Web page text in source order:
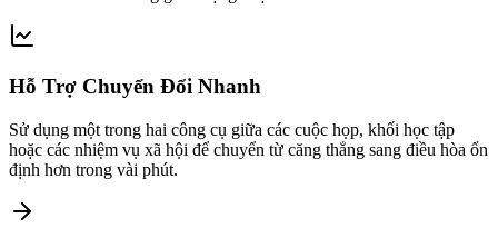
Hỗ Trợ Chuyển Đổi Nhanh
Sử dụng một trong hai công cụ giữa các cuộc họp, khối học tập
hoặc các nhiệm vụ xã hội để chuyển từ căng thẳng sang điều hòa ổn
định hơn trong vài phút.